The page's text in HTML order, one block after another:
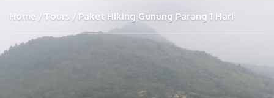
Home Tours Paket Hiking Gunung Parang 1 Hari